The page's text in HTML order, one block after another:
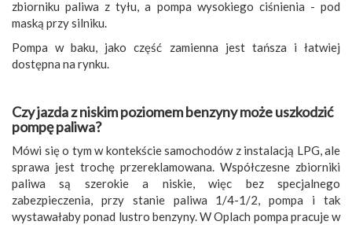
zbiorniku paliwa z tyłu, a pompa wysokiego ciśnienia - pod
maską przy silniku.
Pompa w baku, jako część zamienna jest tańsza i łatwiej
dostępna na rynku.
Czy jazda z niskim poziomem benzyny może uszkodzić
pompę paliwa?
Mówi się o tym w kontekście samochodów z instalacją LPG, ale
sprawa jest trochę przereklamowana. Współczesne zbiorniki
paliwa są szerokie a niskie, więc bez specjalnego
zabezpieczenia, przy stanie paliwa 1/4-1/2, pompa i tak
wystawałaby ponad lustro benzyny. W Oplach pompa pracuje w